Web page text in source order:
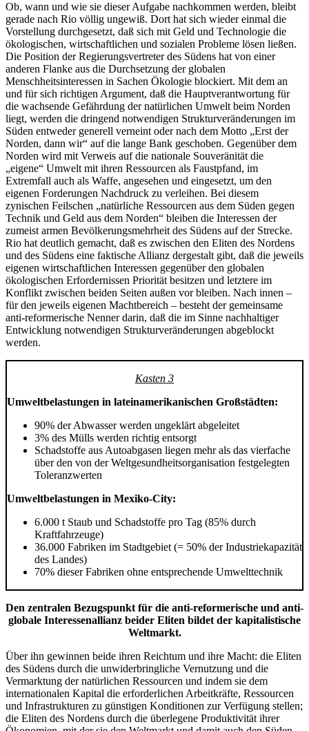
Ob, wann und wie sie dieser Aufgabe nachkommen werden, bleibt
gerade nach Rio völlig ungewiß. Dort hat sich wieder einmal die
Vorstellung durchgesetzt, daß sich mit Geld und Technologie die
ökologischen, wirtschaftlichen und sozialen Probleme lösen ließen.
Die Position der Regierungsvertreter des Südens hat von einer
anderen Flanke aus die Durchsetzung der globalen
Menschheitsinteressen in Sachen Ökologie blockiert. Mit dem an
und für sich richtigen Argument, daß die Hauptverantwortung für
die wachsende Gefährdung der natürlichen Umwelt beim Norden
liegt, werden die dringend notwendigen Strukturveränderungen im
Süden entweder generell verneint oder nach dem Motto „Erst der
Norden, dann wir“ auf die lange Bank geschoben. Gegenüber dem
Norden wird mit Verweis auf die nationale Souveränität die
„eigene“ Umwelt mit ihren Ressourcen als Faustpfand, im
Extremfall auch als Waffe, angesehen und eingesetzt, um den
eigenen Forderungen Nachdruck zu verleihen. Bei diesem
zynischen Feilschen „natürliche Ressourcen aus dem Süden gegen
Technik und Geld aus dem Norden“ bleiben die Interessen der
zumeist armen Bevölkerungsmehrheit des Südens auf der Strecke.
Rio hat deutlich gemacht, daß es zwischen den Eliten des Nordens
und des Südens eine faktische Allianz dergestalt gibt, daß die jeweils
eigenen wirtschaftlichen Interessen gegenüber den globalen
ökologischen Erfordernissen Priorität besitzen und letztere im
Konflikt zwischen beiden Seiten außen vor bleiben. Nach innen –
für den jeweils eigenen Machtbereich – besteht der gemeinsame
anti-reformerische Nenner darin, daß die im Sinne nachhaltiger
Entwicklung notwendigen Strukturveränderungen abgeblockt
werden.
Kasten 3
Umweltbelastungen in lateinamerikanischen Großstädten:
90% der Abwasser werden ungeklärt abgeleitet
3% des Mülls werden richtig entsorgt
Schadstoffe aus Autoabgasen liegen mehr als das vierfache
über den von der Weltgesundheitsorganisation fest­gelegten
Toleranzwerten
Umweltbelastungen in Mexiko-City:
6.000 t Staub und Schadstoffe pro Tag (85% durch
Kraftfahrzeuge)
36.000 Fabriken im Stadtgebiet (= 50% der Industriekapazität
des Lan­des)
70% dieser Fabriken ohne entspre­chende Umwelttechnik
Den zentralen Bezugspunkt für die anti-reformerische und anti-
globale Interessenallianz beider Eliten bildet der kapitalistische
Weltmarkt.
Über ihn gewinnen beide ihren Reichtum und ihre Macht: die Eliten
des Südens durch die unwiderbringliche Vernutzung und die
Vermarktung der natürlichen Ressourcen und indem sie dem
internationalen Kapital die erforderlichen Arbeitkräfte, Ressourcen
und Infrastrukturen zu günstigen Konditionen zur Verfügung stellen;
die Eliten des Nordens durch die überlegene Produktivität ihrer